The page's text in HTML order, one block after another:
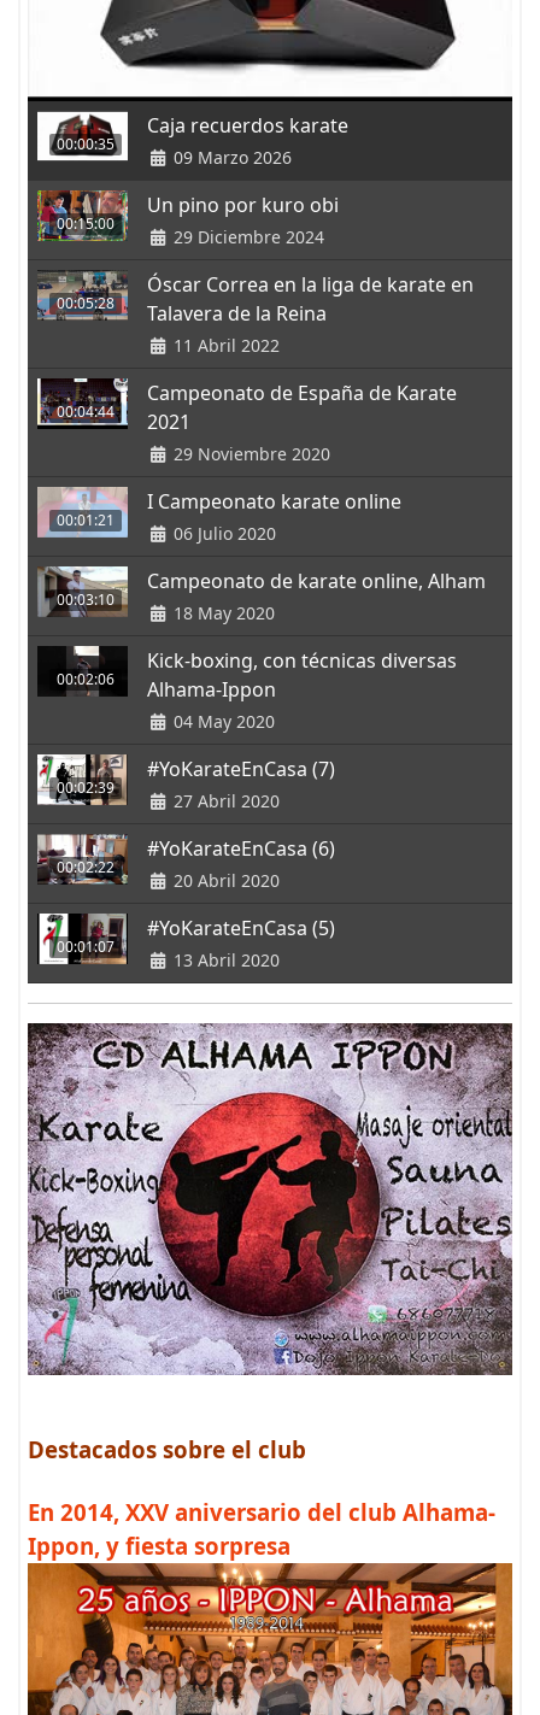
00:00:35
Caja recuerdos karate
09 Marzo 2026
00:15:00
Un pino por kuro obi
29 Diciembre 2024
00:05:28
Óscar Correa en la liga de karate en
Talavera de la Reina
11 Abril 2022
00:04:44
Campeonato de España de Karate
2021
29 Noviembre 2020
00:01:21
I Campeonato karate online
06 Julio 2020
00:03:10
Campeonato de karate online, Alham
18 May 2020
00:02:06
Kick-boxing, con técnicas diversas
Alhama-Ippon
04 May 2020
00:02:39
#YoKarateEnCasa (7)
27 Abril 2020
00:02:22
#YoKarateEnCasa (6)
20 Abril 2020
00:01:07
#YoKarateEnCasa (5)
13 Abril 2020
Destacados sobre el club
En 2014, XXV aniversario del club Alhama-
Ippon, y fiesta sorpresa